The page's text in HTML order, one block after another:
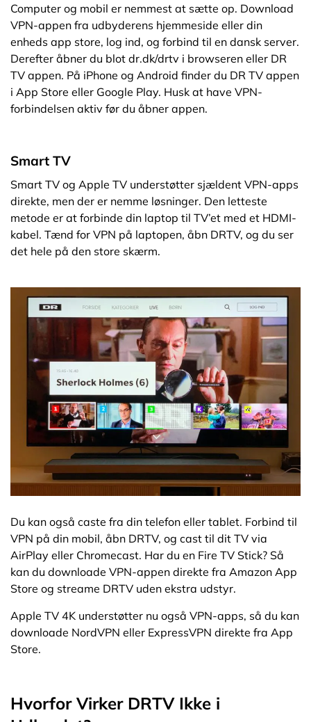
Computer og mobil er nemmest at sætte op. Download
VPN-appen fra udbyderens hjemmeside eller din
enheds app store, log ind, og forbind til en dansk server.
Derefter åbner du blot dr.dk/drtv i browseren eller DR
TV appen. På iPhone og Android finder du DR TV appen
i App Store eller Google Play. Husk at have VPN-
forbindelsen aktiv før du åbner appen.
Smart TV
Smart TV og Apple TV understøtter sjældent VPN-apps
direkte, men der er nemme løsninger. Den letteste
metode er at forbinde din laptop til TV’et med et HDMI-
kabel. Tænd for VPN på laptopen, åbn DRTV, og du ser
det hele på den store skærm.
Du kan også caste fra din telefon eller tablet. Forbind til
VPN på din mobil, åbn DRTV, og cast til dit TV via
AirPlay eller Chromecast. Har du en Fire TV Stick? Så
kan du downloade VPN-appen direkte fra Amazon App
Store og streame DRTV uden ekstra udstyr.
Apple TV 4K understøtter nu også VPN-apps, så du kan
downloade NordVPN eller ExpressVPN direkte fra App
Store.
Hvorfor Virker DRTV Ikke i